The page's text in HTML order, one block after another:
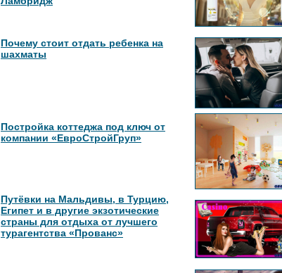
Почему стоит отдать ребенка на
шахматы
Постройка коттеджа под ключ от
компании «ЕвроСтройГруп»
Путёвки на Мальдивы, в Турцию,
Египет и в другие экзотические
страны для отдыха от лучшего
турагентства «Прованс»